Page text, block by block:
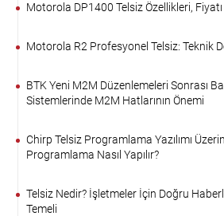
Motorola DP1400 Telsiz Özellikleri,
Motorola R2 Profesyonel Telsiz: Teknik
BTK Yeni M2M Düzenlemeleri Sonrası
Sistemlerinde M2M Hatlarının Önemi
Chirp Telsiz Programlama Yazılımı
Programlama Nasıl Yapılır?
Telsiz Nedir? İşletmeler İçin Doğru
Temeli